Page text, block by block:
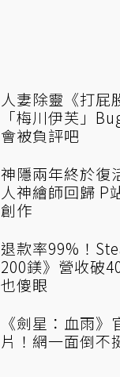
人妻除靈《打屁
「梅川伊芙」
會被負評吧
神隱兩年終於復
人神繪師回歸 P
創作
退款率99%！
200鎂》營收破
也傻眼
《劍星：血雨》
片！網一面倒不